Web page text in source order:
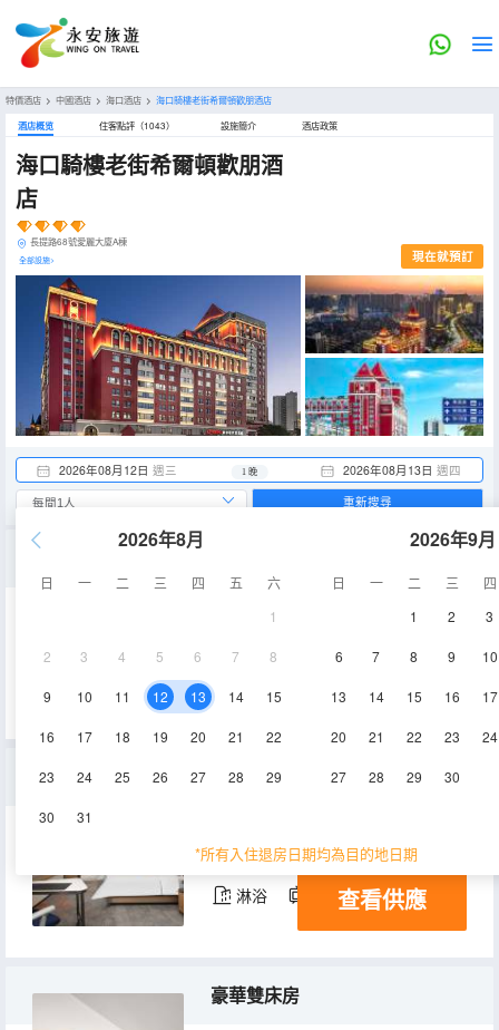
特價酒店 > 中國酒店 > 海口酒店 > 海口騎樓老街希爾頓歡朋酒店
酒店概览 住客點評（1043） 設施簡介 酒店政策
海口騎樓老街希爾頓歡朋酒
店
長提路68號愛麗大廈A棟
全部設施> 現在就預訂
2026年08月12日 週三 2026年08月13日 週四
1 晚
2026年8月
日 一 二 三 四 五
六
1
2 3 4 5 6 7 8
9 10 11 12 13 14 15
16 17 18 19 20 21 22
23 24 25 26 27 28 29
30 31
2026年9月
日 一 二 三
四
1
2 3
6 7 8 9 10
13 14 15 16 17
20 21 22 23 24
27 28 29 30
*所有入住退房日期均為目的地日期
重新搜尋
空調
高級江景大床房
30㎡ 7-10層 空調
淋浴 電視機 冰箱
查看供應
豪華雙床房